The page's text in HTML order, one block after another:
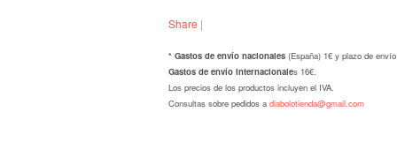
Share |
* Gastos de envío nacionales (España) 1€ y plazo de
Gastos de envío internacionales 16€.
Los precios de los productos incluyen el IVA.
Consultas sobre pedidos a diabolotienda@gmail.com